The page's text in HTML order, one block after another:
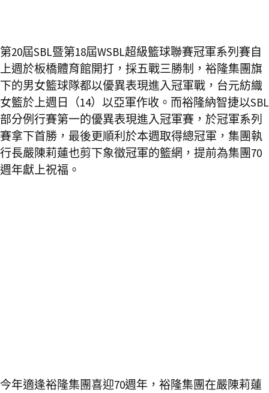
第20屆SBL暨第18屆WSBL超級籃球聯賽冠軍系列賽自
上週於板橋體育館開打，採五戰三勝制，裕隆集團旗
下的男女籃球隊都以優異表現進入冠軍戰，台元紡織
女籃於上週日（14）以亞軍作收。而裕隆納智捷以SBL
部分例行賽第一的優異表現進入冠軍賽，於冠軍系列
賽拿下首勝，最後更順利於本週取得總冠軍，集團執
行長嚴陳莉蓮也剪下象徵冠軍的籃網，提前為集團70
週年獻上祝福。
今年適逢裕隆集團喜迎70週年，裕隆集團在嚴陳莉蓮